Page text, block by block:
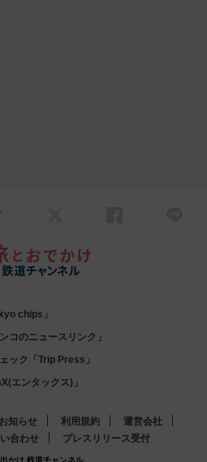
chips」
コのニュースリンク」
ック「Trip Press」
エンタックス)」
お知らせ 利用規約
運営会社
合わせ プレスリリース受付
かけ 鉄道チャンネル